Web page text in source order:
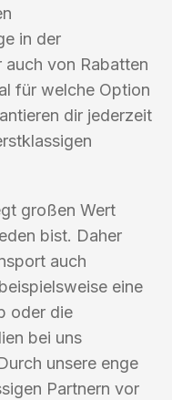
in der
von Rabatten
für welche Option
dir jederzeit
großen Wert
bist. Daher
auch
eine
oder die
bei uns
unsere enge
Partnern vor